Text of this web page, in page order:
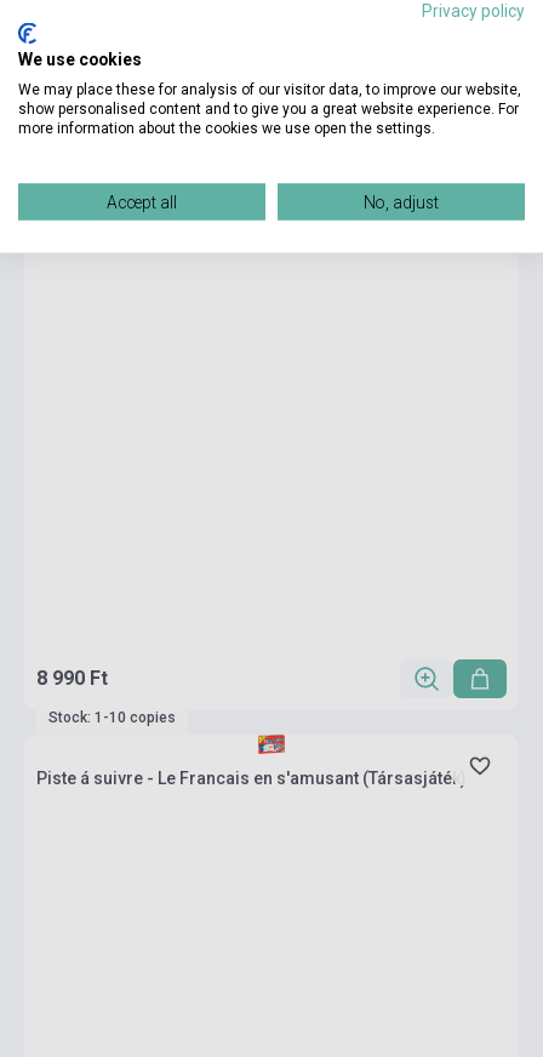
Stock: 1-10 copies
Faisons la valise - Le Francais en s'amusant (Társasjáték)
8 990 Ft
Stock: 1-10 copies
Piste á suivre - Le Francais en s'amusant (Társasjáték)
Privacy policy
We use cookies
We may place these for analysis of our visitor data, to improve our website,
show personalised content and to give you a great website experience. For
more information about the cookies we use open the settings.
Accept all No, adjust